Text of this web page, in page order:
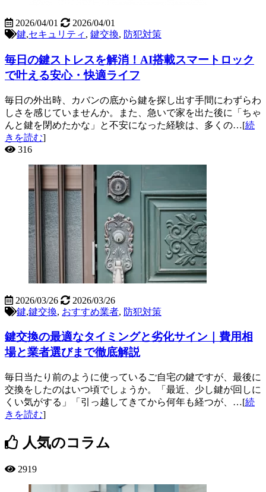
2026/04/01
2026/04/01
鍵,セキュリティ , 鍵交換, 防犯対策
毎日の鍵ストレスを解消！AI搭載スマートロック
で叶える安心・快適ライフ
毎日の外出時、カバンの底から鍵を探し出す手間にわずらわ
しさを感じていませんか。また、急いで家を出た後に「ちゃ
んと鍵を閉めたかな」と不安になった経験は、多くの…[続
きを読む]
316
2026/03/26
2026/03/26
鍵,鍵交換, おすすめ業者, 防犯対策
鍵交換の最適なタイミングと劣化サイン｜費用相
場と業者選びまで徹底解説
毎日当たり前のように使っているご自宅の鍵ですが、最後に
交換をしたのはいつ頃でしょうか。「最近、少し鍵が回しに
くい気がする」「引っ越してきてから何年も経つが、…[続
きを読む]
人気のコラム
2919